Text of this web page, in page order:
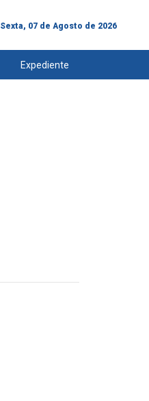
Sexta, 07 de Agosto de 2026
Expediente